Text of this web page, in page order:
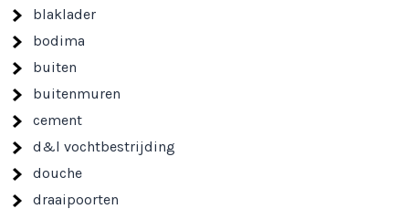
blaklader
bodima
buiten
buitenmuren
cement
d&l vochtbestrijding
douche
draaipoorten